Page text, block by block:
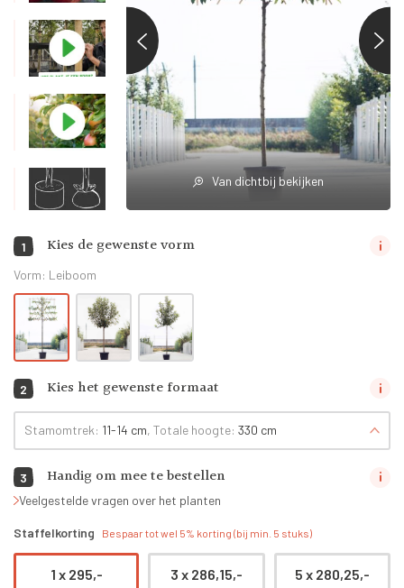
Van dichtbij bekijken
1 Kies de gewenste vorm
Vorm: Leiboom
2 Kies het gewenste formaat
Stamomtrek: 11-14 cm, Totale hoogte: 330 cm
3 Handig om mee te bestellen
Veelgestelde vragen over het planten
Staffelkorting Bespaar tot wel 5% korting (bij min. 5 stuks)
1 x 295,- 3 x 286,15,- 5 x 280,25,-